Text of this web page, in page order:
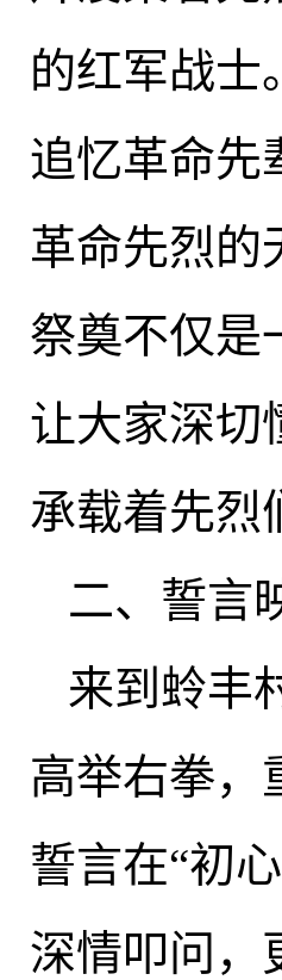
的红军战士。
追忆革命先
革命先烈的
祭奠不仅是
让大家深切
承载着先烈
二、誓言
来到蛉丰
高举右拳，
誓言在“初
深情叩问 ，